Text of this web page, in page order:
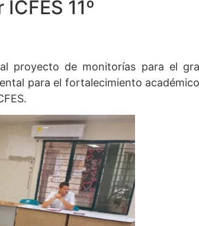
11º
de monitorías para el
para el fortalecimiento